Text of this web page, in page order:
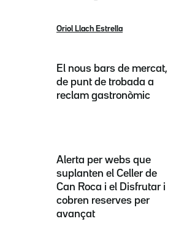
Oriol Llach Estrella
El nous bars de mercat,
de punt de trobada a
reclam gastronòmic
Alerta per webs que
suplanten el Celler de
Can Roca i el Disfrutar i
cobren reserves per
avançat